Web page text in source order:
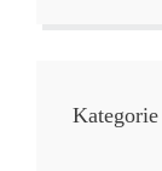
Kategorie